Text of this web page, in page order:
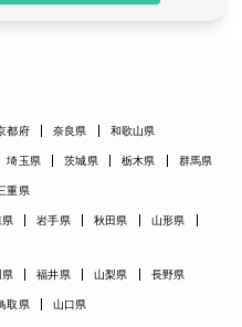
都府 奈良県 和歌山県
埼玉県 茨城県 栃木県 群馬県
重県
県 岩手県 秋田県
山形県
県 福井県 山梨県 長野県
取県 山口県